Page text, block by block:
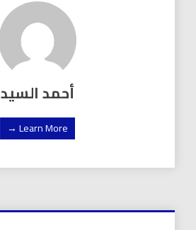
أحمد السيد
Learn More →